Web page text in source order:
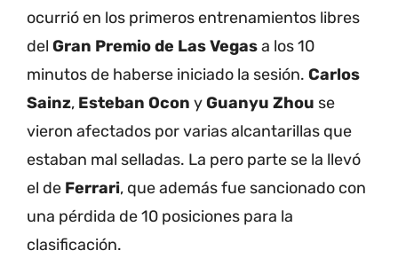
ocurrió en los primeros entrenamientos libres
del Gran Premio de Las Vegasa los 10
minutos de haberse iniciado la sesión. Carlos
Sainz, Esteban Ocon yGuanyu Zhou se
vieron afectados por varias alcantarillas que
estaban mal selladas. La pero parte se la llevó
el de Ferrari, que además fue sancionado con
una pérdida de 10 posiciones para la
clasificación.